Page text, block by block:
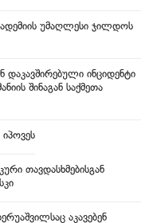
უმაღლესი ჯილდოს
ინციდენტი
შინაგან საქმეთა
თავდასხმებისგან
აკავებენ